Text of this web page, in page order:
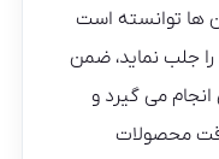
ها توانسته است
جلب نماید، ضمن
می گیرد و
محصولات